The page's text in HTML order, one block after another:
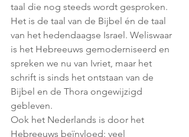
taal die nog steeds wordt gesproken.
Het is de taal van de Bijbel én de taal
van het hedendaagse Israel. Weliswaar
is het Hebreeuws gemoderniseerd en
spreken we nu van Ivriet, maar het
schrift is sinds het ontstaan van de
Bijbel en de Thora ongewijzigd
gebleven.
Ook het Nederlands is door het
Hebreeuws beïnvloed: veel